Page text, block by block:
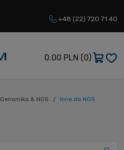
+48 (22) 720 71 40
0.00 PLN (0)
Genomika & NGS Inne do NGS